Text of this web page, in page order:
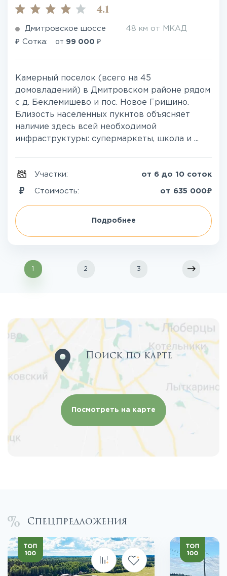
4.1
Дмитровское шоссе 48 км от МКАД
₽ Сотка: от 99 000 ₽
Камерный поселок (всего на 45
домовладений) в Дмитровском районе рядом
с д. Беклемишево и пос. Новое Гришино.
Близость населенных пукнтов объясняет
наличие здесь всей необходимой
инфраструктуры: супермаркеты, школа и ...
Участки: от 6 до 10 соток
Стоимость: от 635 000₽
Подробнее
1 2 3
Поиск по карте
Посмотреть на карте
Спецпредложения